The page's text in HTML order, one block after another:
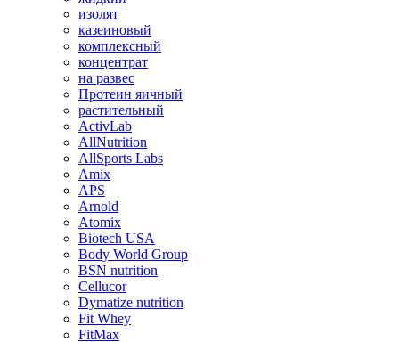
изолят
казеиновый
комплексный
концентрат
на развес
Протеин яичный
растительный
ActivLab
AllNutrition
AllSports Labs
Amix
APS
Arnold
Atomix
Biotech USA
Body World Group
BSN nutrition
Cellucor
Dymatize nutrition
Fit Whey
FitMax